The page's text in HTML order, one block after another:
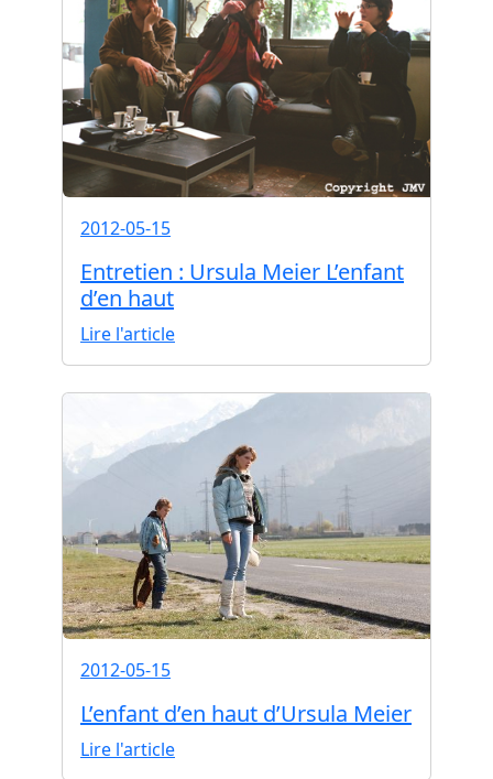
2012-05-15
Entretien : Ursula Meier L’enfant
d’en haut
Lire l'article
2012-05-15
L’enfant d’en haut d’Ursula Meier
Lire l'article